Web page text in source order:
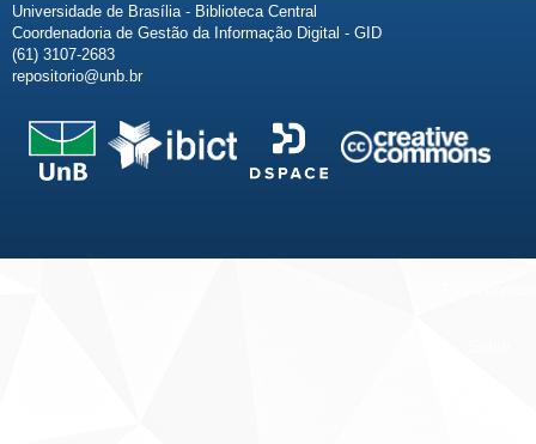
Universidade de Brasília - Biblioteca Central
Coordenadoria de Gestão da Informação Digital - GID
(61) 3107-2683
repositorio@unb.br